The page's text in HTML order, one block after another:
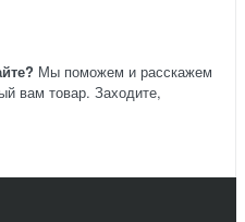
Мы поможем и расскажем
вам товар. Заходите,